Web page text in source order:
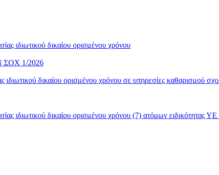
ιδιωτικού δικαίου ορισμένου χρόνου
1/2026
δικαίου ορισμένου χρόνου σε υπηρεσίες καθαρισμού
ιδιωτικού δικαίου ορισμένου χρόνου (7) ατόμων ειδικότητας